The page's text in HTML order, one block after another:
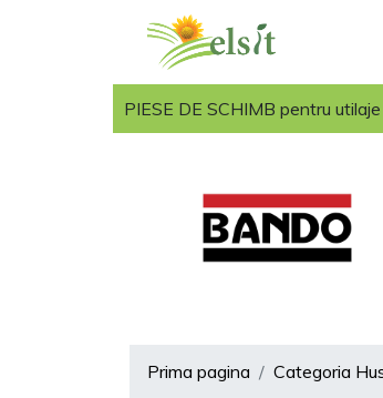
PIESE DE SCHIMB pentru
Prima pagina Categoria